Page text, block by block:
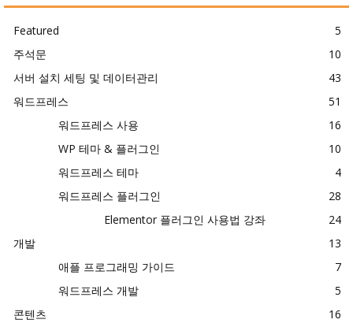
Featured
5
주석문
10
서버 설치 세팅 및 데이터관리
43
워드프레스
51
워드프레스 사용
16
WP 테마 & 플러그인
10
워드프레스 테마
4
워드프레스 플러그인
28
Elementor 플러그인 사용법 강좌
24
개발
13
애플 프로그래밍 가이드
7
워드프레스 개발
5
콘텐츠
16